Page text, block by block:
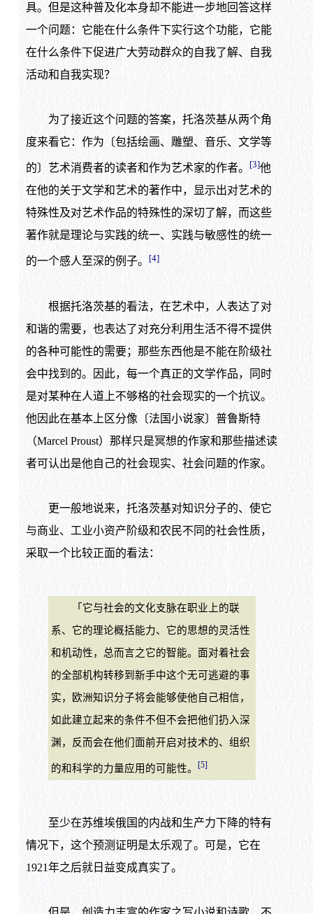
具。但是这种普及化本身却不能进一步地回答这样
一个问题：它能在什么条件下实行这个功能，它能
在什么条件下促进广大劳动群众的自我了解、自我
活动和自我实现？
为了接近这个问题的答案，托洛茨基从两个角
度来看它：作为〔包括绘画、雕塑、音乐、文学等
的〕艺术消费者的读者和作为艺术家的作者。 [3]他
在他的关于文学和艺术的著作中，显示出对艺术的
特殊性及对艺术作品的特殊性的深切了解，而这些
著作就是理论与实践的统一、实践与敏感性的统一
的一个感人至深的例子。 [4]
根据托洛茨基的看法，在艺术中，人表达了对
和谐的需要，也表达了对充分利用生活不得不提供
的各种可能性的需要；那些东西他是不能在阶级社
会中找到的。因此，每一个真正的文学作品，同时
是对某种在人道上不够格的社会现实的一个抗议。
他因此在基本上区分像〔法国小说家〕普鲁斯特
（Marcel Proust）那样只是冥想的作家和那些描述读
者可认出是他自己的社会现实、社会问题的作家。
更一般地说来，托洛茨基对知识分子的、使它
与商业、工业小资产阶级和农民不同的社会性质，
采取一个比较正面的看法：
「它与社会的文化支脉在职业上的联
系、它的理论概括能力、它的思想的灵活性
和机动性，总而言之它的智能。面对着社会
的全部机构转移到新手中这个无可逃避的事
实，欧洲知识分子将会能够使他自己相信，
如此建立起来的条件不但不会把他们扔入深
渊，反而会在他们面前开启对技术的、组织
的和科学的力量应用的可能性。 [5]
至少在苏维埃俄国的内战和生产力下降的特有
情况下，这个预测证明是太乐观了。可是，它在
1921年之后就日益变成真实了。